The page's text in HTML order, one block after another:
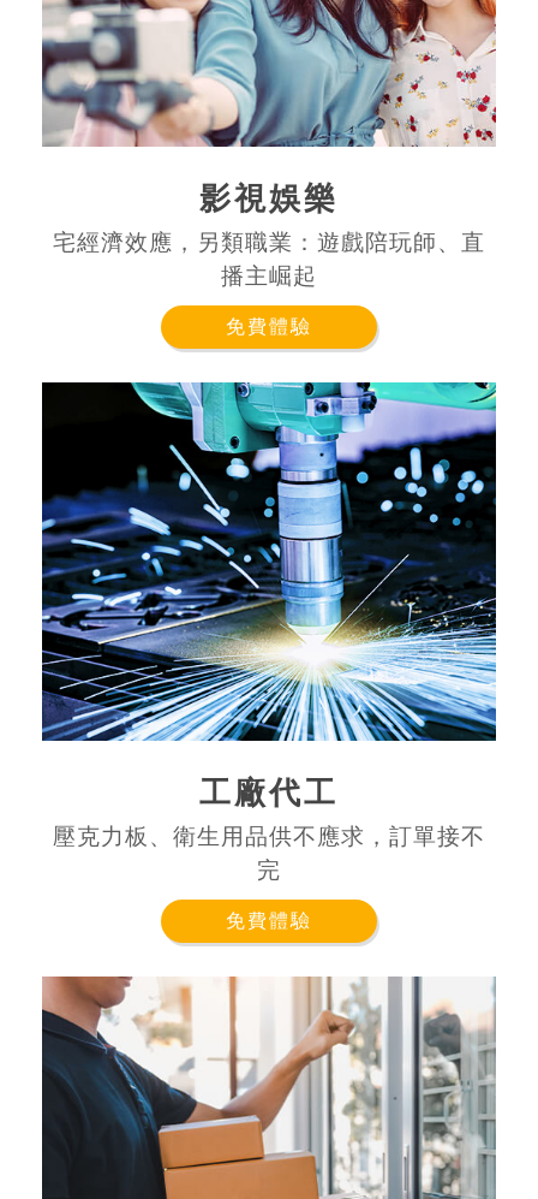
影視娛樂
宅經濟效應，另類職業：遊戲陪玩師、直
播主崛起
免費體驗
工廠代工
壓克力板、衛生用品供不應求，訂單接不
完
免費體驗